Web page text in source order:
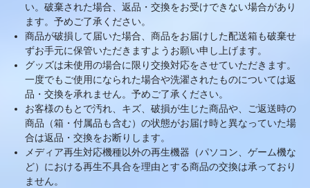
い。破棄された場合、返品・交換をお受けできない場合があり
ます。予めご了承ください。
商品が破損して届いた場合、商品をお届けした配送箱も破棄せ
ずお手元に保管いただきますようお願い申し上げます。
グッズは未使用の場合に限り交換対応をさせていただきます。
一度でもご使用になられた場合や洗濯されたものについては返
品・交換を承れません。予めご了承ください。
お客様のもとで汚れ、キズ、破損が生じた商品や、ご返送時の
商品（箱・付属品も含む）の状態がお届け時と異なっていた場
合は返品・交換をお断りします。
メディア再生対応機種以外の再生機器（パソコン、ゲーム機な
ど）における再生不具合を理由とする商品の交換は承っており
ません。